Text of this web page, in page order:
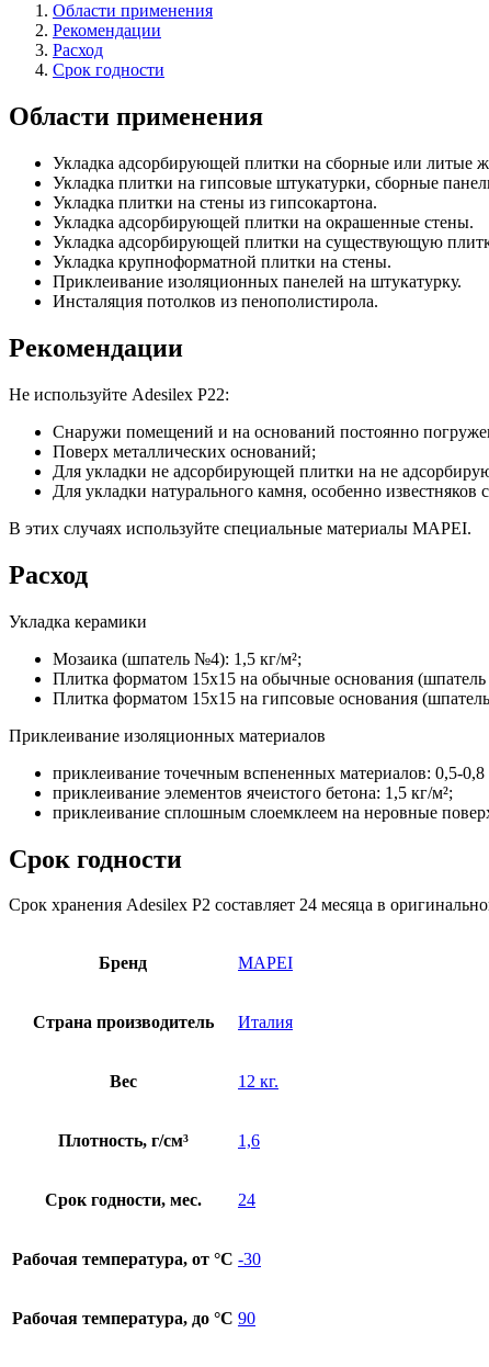
Области применения
Рекомендации
Расход
Срок годности
Области применения
Укладка адсорбирующей плитки на сборные или литые
Укладка плитки на гипсовые штукатурки, сборные
Укладка плитки на стены из гипсокартона.
Укладка адсорбирующей плитки на окрашенные стены.
Укладка адсорбирующей плитки на существующую
Укладка крупноформатной плитки на стены.
Приклеивание изоляционных панелей на штукатурку.
Инсталяция потолков из пенополистирола.
Рекомендации
Не используйте Adesilex P22:
Снаружи помещений и на оснований постоянно
Поверх металлических оснований;
Для укладки не адсорбирующей плитки на не
Для укладки натурального камня, особенно
В этих случаях используйте специальные материалы MAPEI.
Расход
Укладка керамики
Мозаика (шпатель №4): 1,5 кг/м²;
Плитка форматом 15х15 на обычные основания
Плитка форматом 15х15 на гипсовые основания
Приклеивание изоляционных материалов
приклеивание точечным вспененных материалов: 0,5-0,8
приклеивание элементов ячеистого бетона: 1,5 кг/м²;
приклеивание сплошным слоемклеем на неровные
Срок годности
Срок хранения Adesilex P2 составляет 24 месяца в
Бренд MAPEI
Страна производитель Италия
Вес 12 кг.
Плотность, г/см³ 1,6
Срок годности, мес. 24
Рабочая температура, от °C -30
Рабочая температура, до °C 90